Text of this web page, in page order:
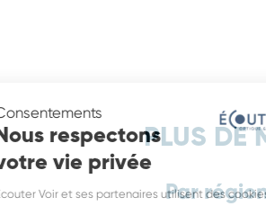
Consentements
Nous respectons
votre vie privée
Écouter Voir et ses partenaires utilisent des
PLUS DE
Par